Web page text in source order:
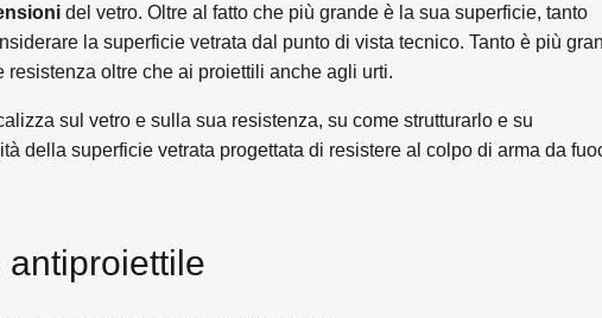
del vetro. Oltre al fatto che più grande è la sua superficie, tanto
la superficie vetrata dal punto di vista tecnico. Tanto è più
oltre che ai proiettili anche agli urti.
sul vetro e sulla sua resistenza, su come strutturarlo e su
della superficie vetrata progettata di resistere al colpo di arma da
antiproiettile